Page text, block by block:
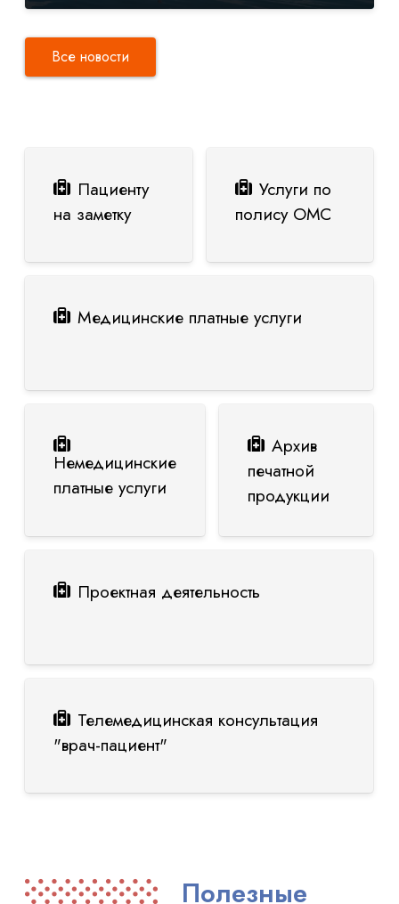
Все новости
Пациенту
на заметку
Услуги по
полису ОМС
Медицинские платные услуги
Немедицинские
платные услуги
Архив
печатной
продукции
Проектная деятельность
Телемедицинская консультация
"врач-пациент"
Полезные